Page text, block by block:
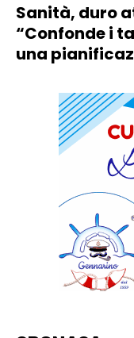
Sanità, duro
“Confonde i
una